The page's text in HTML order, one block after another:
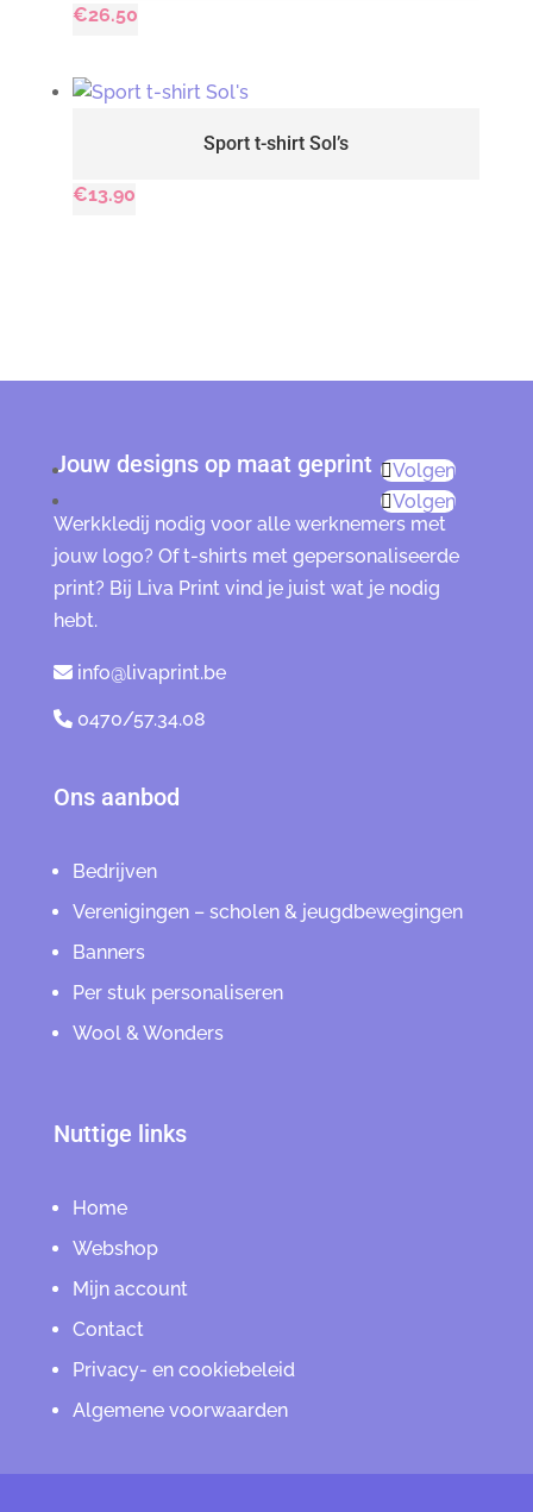
€26.50
Sport t-shirt Sol’s
€13.90
Jouw designs op maat geprint
Werkkledij nodig voor alle werknemers met
jouw logo? Of t-shirts met gepersonaliseerde
print? Bij Liva Print vind je juist wat je nodig
hebt.
info@livaprint.be
0470/57.34.08
Volgen
Volgen
Ons aanbod
Bedrijven
Verenigingen – scholen & jeugdbewegingen
Banners
Per stuk personaliseren
Wool & Wonders
Nuttige links
Home
Webshop
Mijn account
Contact
Privacy- en cookiebeleid
Algemene voorwaarden